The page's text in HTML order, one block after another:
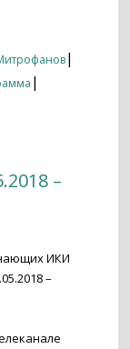
|
|
–
ИКИ
–